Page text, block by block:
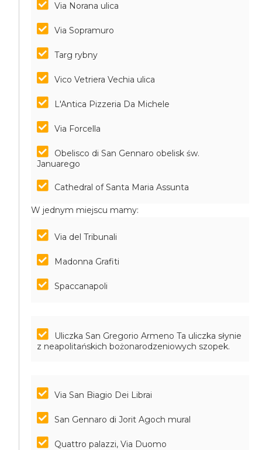
Via Norana ulica
Via Sopramuro
Targ rybny
Vico Vetriera Vechia ulica
L'Antica Pizzeria Da Michele
Via Forcella
Obelisco di San Gennaro obelisk św.
Januarego
Cathedral of Santa Maria Assunta
W jednym miejscu mamy:
Via del Tribunali
Madonna Grafiti
Spaccanapoli
Uliczka San Gregorio Armeno Ta uliczka słynie
z neapolitańskich bożonarodzeniowych szopek.
Via San Biagio Dei Librai
San Gennaro di Jorit Agoch mural
Quattro palazzi, Via Duomo